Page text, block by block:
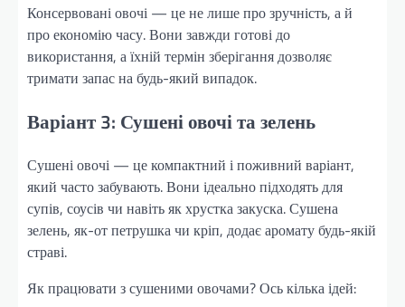
Консервовані овочі — це не лише про зручність, а й
про економію часу. Вони завжди готові до
використання, а їхній термін зберігання дозволяє
тримати запас на будь-який випадок.
Варіант 3: Сушені овочі та зелень
Сушені овочі — це компактний і поживний варіант,
який часто забувають. Вони ідеально підходять для
супів, соусів чи навіть як хрустка закуска. Сушена
зелень, як-от петрушка чи кріп, додає аромату будь-якій
страві.
Як працювати з сушеними овочами? Ось кілька ідей: